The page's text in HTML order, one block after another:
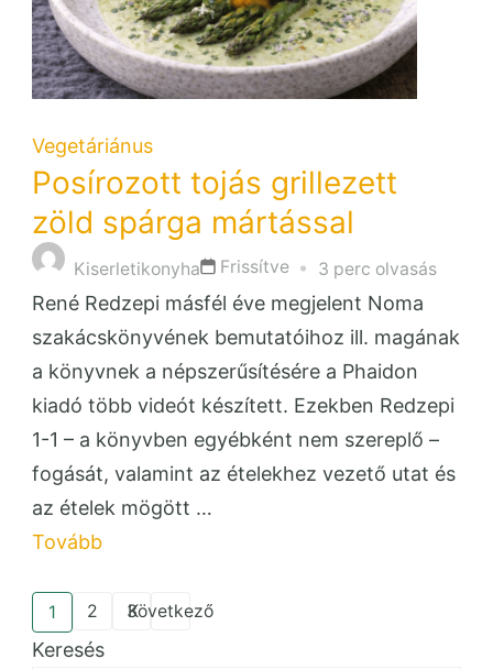
Vegetáriánus
Posírozott tojás grillezett
zöld spárga mártással
Kiserletikonyha Frissítve 3 perc olvasás
René Redzepi másfél éve megjelent Noma
szakácskönyvének bemutatóihoz ill. magának
a könyvnek a népszerűsítésére a Phaidon
kiadó több videót készített. Ezekben Redzepi
1-1 – a könyvben egyébként nem szereplő –
fogását, valamint az ételekhez vezető utat és
az ételek mögött …
Tovább
Bejegyzések
lapozása
Oldal
1 Oldal
2 Oldal
3
Következő
Keresés